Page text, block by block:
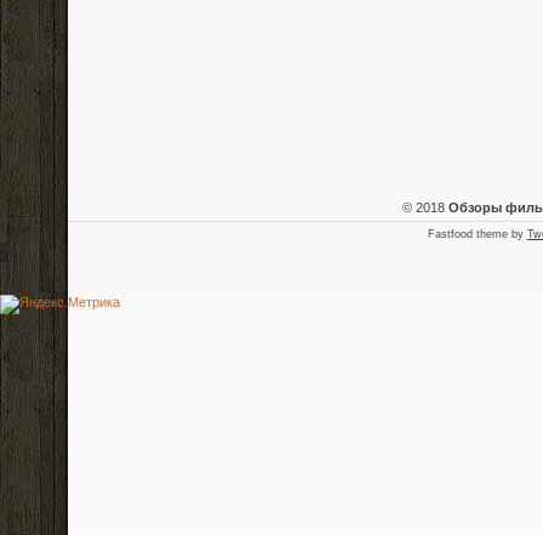
© 2018 Обзоры
Fastfood theme by